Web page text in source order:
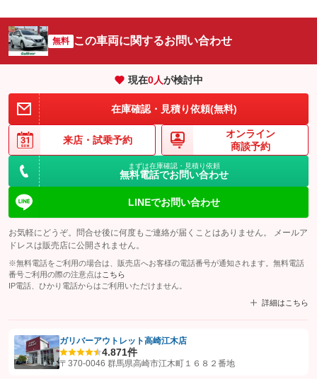
無料 この車両に関するお問い合わせ
現在0人が検討中
在庫確認・見積り依頼(無料)
来店・ 試乗予約
オンライン
商談予約
まずは在庫確認・見積り依頼
無料電話でお問い合わせ
LINEでお問い合わせ
お気軽にどうぞ。問合せ後に何度もご連絡が届くことはありません。 メールア
ドレスは販売店に公開されません。
※無料電話をご利用の場合は、販売店へお客様の電話番号が通知されます。無料電話
番号ご利用の際の注意点は こちら
IP電話、ひかり電話からはご利用いただけません。
詳細はこちら
【STEP1】認証画面でグーネットを友だち追加してから「許可する」ボタンを押
ガリバーアウトレット高崎江木店
4.871件
〒370-0046 群馬県高崎市江木町１６８２番地